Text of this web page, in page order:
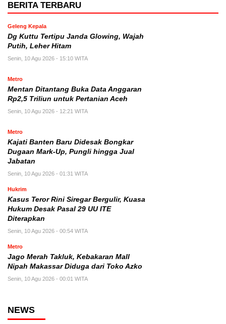
BERITA TERBARU
Geleng Kepala
Dg Kuttu Tertipu Janda Glowing, Wajah
Putih, Leher Hitam
Senin, 10 Agu 2026 - 15:10 WITA
Metro
Mentan Ditantang Buka Data Anggaran
Rp2,5 Triliun untuk Pertanian Aceh
Senin, 10 Agu 2026 - 12:21 WITA
Metro
Kajati Banten Baru Didesak Bongkar
Dugaan Mark-Up, Pungli hingga Jual
Jabatan
Senin, 10 Agu 2026 - 01:31 WITA
Hukrim
Kasus Teror Rini Siregar Bergulir, Kuasa
Hukum Desak Pasal 29 UU ITE
Diterapkan
Senin, 10 Agu 2026 - 00:54 WITA
Metro
Jago Merah Takluk, Kebakaran Mall
Nipah Makassar Diduga dari Toko Azko
Senin, 10 Agu 2026 - 00:01 WITA
NEWS